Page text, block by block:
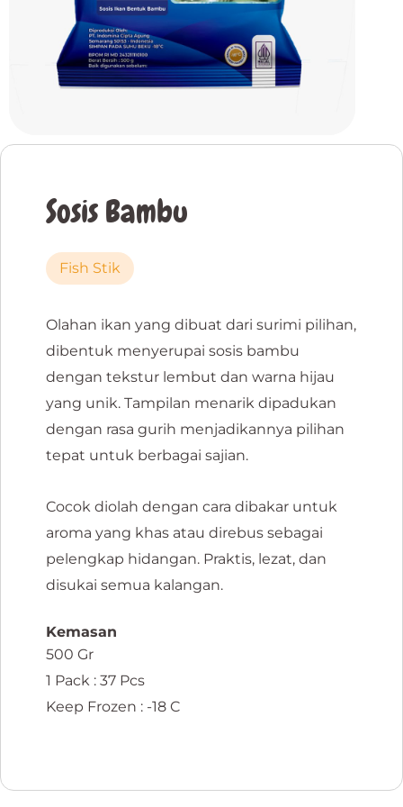
Sosis Bambu
Fish Stik
Olahan ikan yang dibuat dari surimi pilihan,
dibentuk menyerupai sosis bambu
dengan tekstur lembut dan warna hijau
yang unik. Tampilan menarik dipadukan
dengan rasa gurih menjadikannya pilihan
tepat untuk berbagai sajian.
Cocok diolah dengan cara dibakar untuk
aroma yang khas atau direbus sebagai
pelengkap hidangan. Praktis, lezat, dan
disukai semua kalangan.
Kemasan
500 Gr
1 Pack : 37 Pcs
Keep Frozen : -18 C